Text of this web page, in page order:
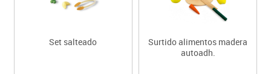
Set salteado
Surtido alimentos madera
autoadh.